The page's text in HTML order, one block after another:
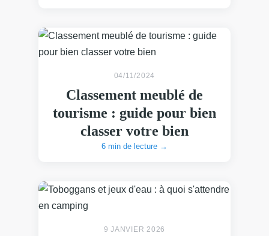
04/11/2024
Classement meublé de
tourisme : guide pour bien
classer votre bien
6 min de lecture →
9 JANVIER 2026